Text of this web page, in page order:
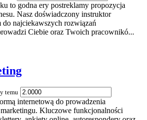
to godna ery postreklamy propozycja
Nasz doświadczony instruktor
do najciekawszych rozwiązań
Ciebie oraz Twoich pracownikó...
temu
internetową do prowadzenia
Kluczowe funkcjonalności